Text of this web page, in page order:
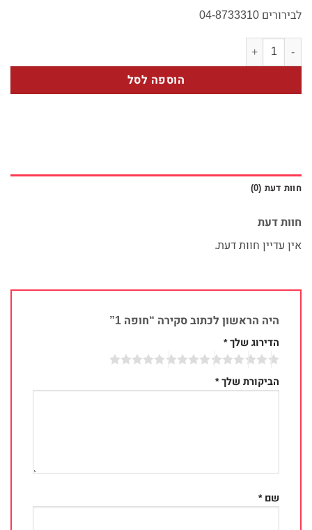
לבירורים 04-8733310
כמות של חופה 1
הוספה לסל
חוות דעת (0)
חוות דעת
אין עדיין חוות דעת.
היה הראשון לכתוב סקירה “חופה 1”
הדירוג שלך*
הביקורת שלך*
שם*